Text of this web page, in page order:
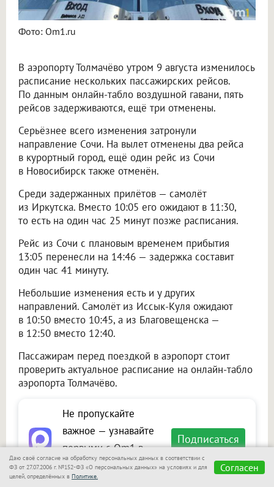
Фото: Om1.ru
В аэропорту Толмачёво утром 9 августа изменилось
расписание нескольких пассажирских рейсов.
По данным онлайн-табло воздушной гавани, пять
рейсов задерживаются, ещё три отменены.
Серьёзнее всего изменения затронули
направление Сочи. На вылет отменены два рейса
в курортный город, ещё один рейс из Сочи
в Новосибирск также отменён.
Среди задержанных прилётов — самолёт
из Иркутска. Вместо 10:05 его ожидают в 11:30,
то есть на один час 25 минут позже расписания.
Рейс из Сочи с плановым временем прибытия
13:05 перенесли на 14:46 — задержка составит
один час 41 минуту.
Небольшие изменения есть и у других
направлений. Самолёт из Иссык-Куля ожидают
в 10:50 вместо 10:45, а из Благовещенска —
в 12:50 вместо 12:40.
Пассажирам перед поездкой в аэропорт стоит
проверить актуальное расписание на онлайн-табло
аэропорта Толмачёво.
Не пропускайте
важное — узнавайте
первыми с Om1 в
«Макс»
Подписаться
Даю своё согласие на обработку персональных данных в соответствии с
ФЗ от 27.07.2006 г. №152-ФЗ «О персональных данных» на условиях и для
целей, определённых в Политике.
Согласен